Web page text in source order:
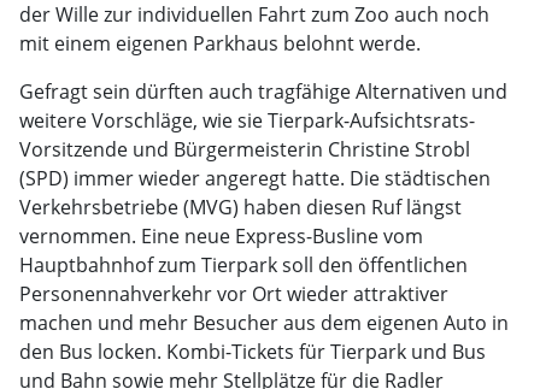
der Wille zur individuellen Fahrt zum Zoo auch noch
mit einem eigenen Parkhaus belohnt werde.
Gefragt sein dürften auch tragfähige Alternativen und
weitere Vorschläge, wie sie Tierpark-Aufsichtsrats-
Vorsitzende und Bürgermeisterin Christine Strobl
(SPD) immer wieder angeregt hatte. Die städtischen
Verkehrsbetriebe (MVG) haben diesen Ruf längst
vernommen. Eine neue Express-Busline vom
Hauptbahnhof zum Tierpark soll den öffentlichen
Personennahverkehr vor Ort wieder attraktiver
machen und mehr Besucher aus dem eigenen Auto in
den Bus locken. Kombi-Tickets für Tierpark und Bus
und Bahn sowie mehr Stellplätze für die Radler